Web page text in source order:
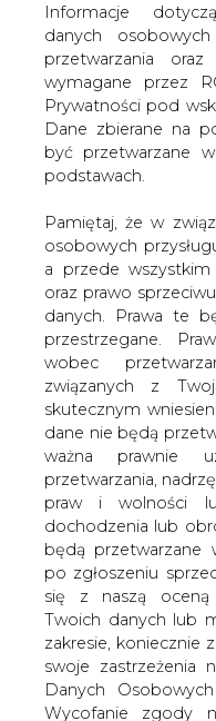
wobec
związanych z
skutecznym
dane nie będą
ważna prawnie
przetwarzania,
praw i wolności
dochodzenia lub
będą przetwarzane
po zgłoszeniu
się z naszą oceną
Twoich danych lub
zakresie, koniecznie
swoje zastrzeżenia
Danych
Wycofanie zgody
prawem
wycofaniem.
W dowolnym
przechowywania i
ustawieniach
Jeśli zgadzasz się
plików cookies
„Przejdź do serwisu”.
Zarząd Agencji
CIRE.pl
#Materiały
ENERGII
Artykuł powstał bez
Wydawca portalu
szkoleń treningowych
KOMENTARZE
TREŚĆ KOMENTARZA
PODPIS
Przesłanie komentarza
cire.pl